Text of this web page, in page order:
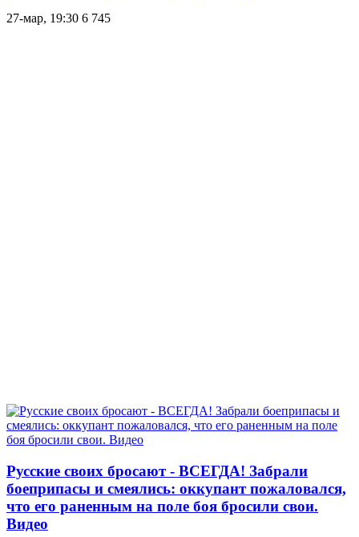
27-мар, 19:30 6 745
Русские своих бросают - ВСЕГДА! Забрали
боеприпасы и смеялись: оккупант пожаловался,
что его раненным на поле боя бросили свои.
Видео